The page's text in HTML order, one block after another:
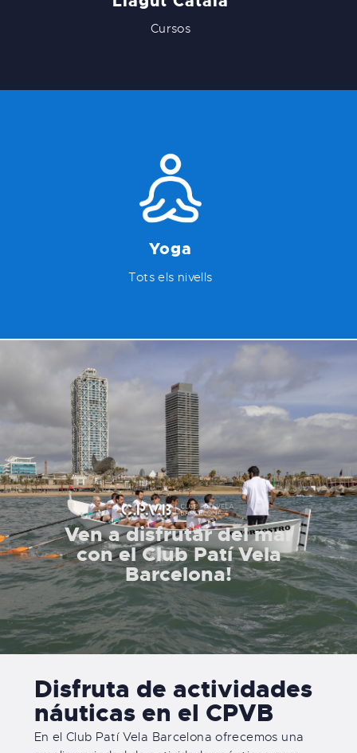
Cursos
Yoga
Tots els nivells
Ven a disfrutar del mar
con el Club Patí Vela
Barcelona!
Disfruta de actividades
náuticas en el CPVB
En el Club Patí Vela Barcelona ofrecemos una